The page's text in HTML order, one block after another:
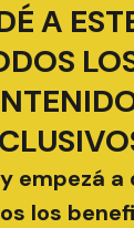
A
empezá
los